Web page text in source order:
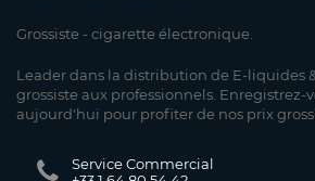
Grossiste - cigarette électronique.
Leader dans la distribution de E-liquides
grossiste aux professionnels. Enregistrez-
aujourd'hui pour profiter de nos prix
Service Commercial